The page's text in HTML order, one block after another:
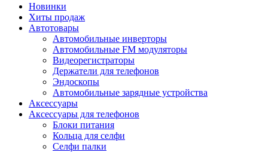
Новинки
Хиты продаж
Автотовары
Автомобильные инверторы
Автомобильные FM модуляторы
Видеорегистраторы
Держатели для телефонов
Эндоскопы
Автомобильные зарядные устройства
Аксессуары
Аксессуары для телефонов
Блоки питания
Кольца для селфи
Селфи палки